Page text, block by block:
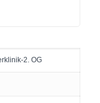
2. OG